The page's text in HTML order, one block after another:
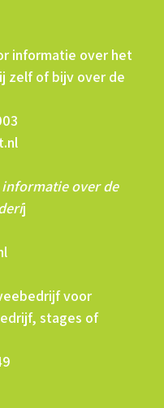
informatie over het
zelf of bijv over de
over de
j
voor
stages of